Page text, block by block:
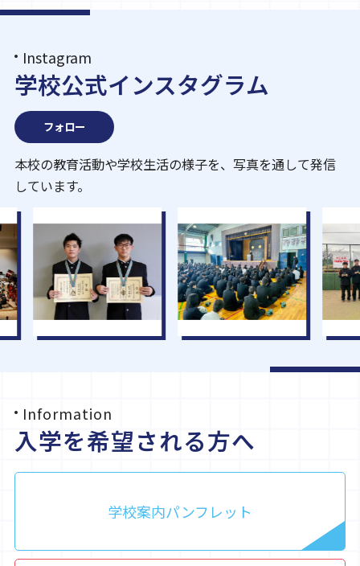
Instagram
学校公式インスタグラム
フォロー
本校の教育活動や学校生活の様子を、写真を通して発信
しています。
Information
入学を希望される方へ
学校案内パンフレット